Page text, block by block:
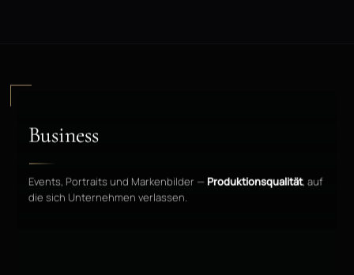
Business
Events, Portraits und Markenbilder — Produktionsqualität, auf
die sich Unternehmen verlassen.